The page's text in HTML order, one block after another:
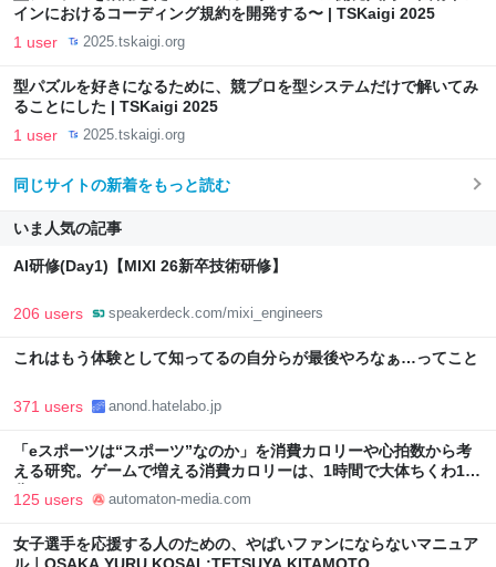
インにおけるコーディング規約を開発する〜 | TSKaigi 2025
1 user 2025.tskaigi.org
型パズルを好きになるために、競プロを型システムだけで解いてみ
ることにした | TSKaigi 2025
1 user 2025.tskaigi.org
同じサイトの新着をもっと読む
いま人気の記事
AI研修(Day1)【MIXI 26新卒技術研修】
206 users speakerdeck.com/mixi_engineers
これはもう体験として知ってるの自分らが最後やろなぁ…ってこと
371 users anond.hatelabo.jp
「eスポーツは“スポーツ”なのか」を消費カロリーや心拍数から考
える研究。ゲームで増える消費カロリーは、1時間で大体ちくわ1本
分 - AUTOMATON
125 users automaton-media.com
女子選手を応援する人のための、やばいファンにならないマニュア